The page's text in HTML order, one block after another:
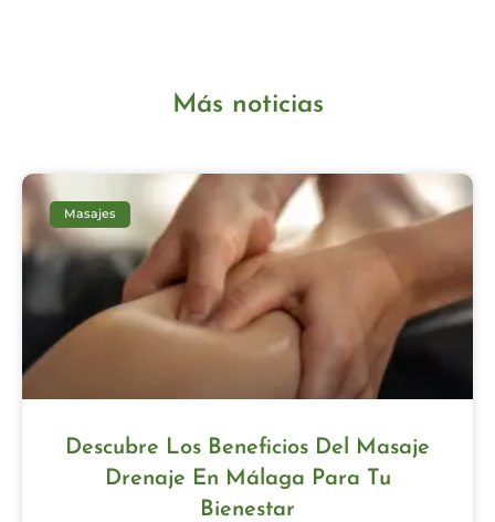
Más noticias
Masajes
Descubre Los Beneficios Del Masaje
Drenaje En Málaga Para Tu
Bienestar